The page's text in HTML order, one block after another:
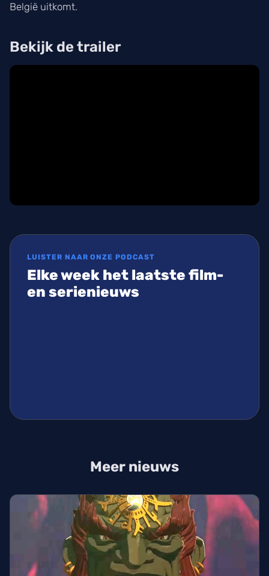
België uitkomt.
Bekijk de trailer
LUISTER NAAR ONZE PODCAST
Elke week het laatste film-
en serienieuws
Meer nieuws